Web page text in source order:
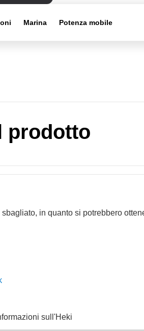
Marina Potenza mobile
prodotto
in quanto si potrebbero
sull'Heki